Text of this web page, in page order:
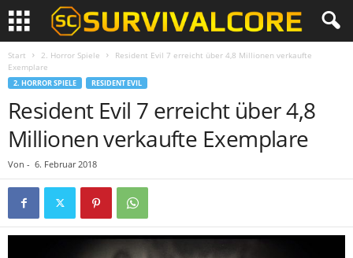
Start 2. Horror Spiele
Resident Evil 7 erreicht über 4,8 Millionen verkaufte
Exemplare
2. HORROR SPIELE RESIDENT EVIL
Resident Evil 7 erreicht über 4,8
Millionen verkaufte Exemplare
Von - 6. Februar 2018